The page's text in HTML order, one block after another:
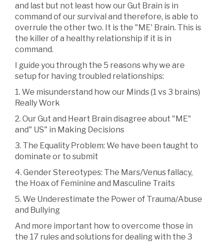
and last but not least how our Gut Brain is in
command of our survival and therefore, is able to
overrule the other two. It is the "ME' Brain. This is
the killer of a healthy relationship if it is in
command.
I guide you through the 5 reasons why we are
setup for having troubled relationships:
1. We misunderstand how our Minds (1 vs 3 brains)
Really Work
2. Our Gut and Heart Brain disagree about "ME"
and" US" in Making Decisions
3. The Equality Problem: We have been taught to
dominate or to submit
4. Gender Stereotypes: The Mars/Venus fallacy,
the Hoax of Feminine and Masculine Traits
5. We Underestimate the Power of Trauma/Abuse
and Bullying
And more important how to overcome those in
the 17 rules and solutions for dealing with the 3